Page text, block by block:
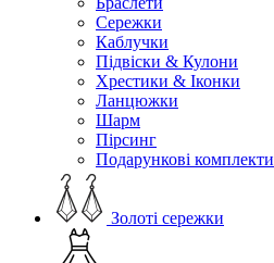
Сережки
Каблучки
Підвіски & Кулони
Хрестики & Іконки
Ланцюжки
Шарм
Пірсинг
Подарункові комплекти
Золоті сережки